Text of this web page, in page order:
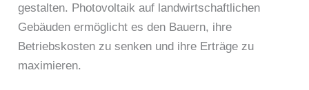
gestalten. Photovoltaik auf landwirtschaftlichen
Gebäuden ermöglicht es den Bauern, ihre
Betriebskosten zu senken und ihre Erträge zu
maximieren.